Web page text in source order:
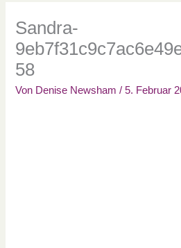
Sandra-
58
Von Denise Newsham/5. Februar